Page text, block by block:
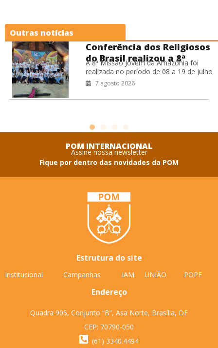
Outras notícias
Conferência dos Religiosos
do Brasil realizou a 8ª
Missão Jovem na Amazônia
A 8ª Missão Jovem da Amazônia foi
realizada no período de 08 a 19 de julho
de 2026, na Prelazia de São Félix do
7 agosto 2026
POM INTERNACIONAL
Assine nossa newsletter
Fique por dentro das novidades da POM
Estrutura do site
Institucional Campanhas IAM UNIÃO POPF
Endereço
Quadra 905, Conjunto “B”, Asa Norte, Brasília, DF
CEP: 70790-050
(61) 3340.4494